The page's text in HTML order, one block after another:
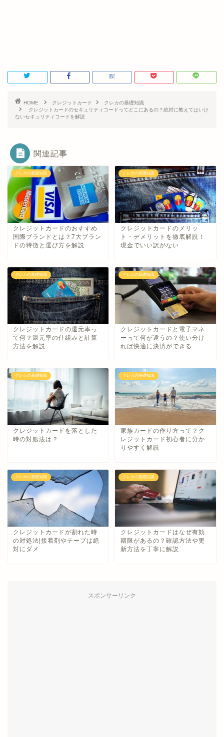
HOME クレジットカード
クレカの基礎知識
クレジットカードのセキュリティコードってどこにあるの？絶対に教えてはいけ
ないセキュリティコードを解説
関連記事
クレカの基礎知識
クレジットカードのおすすめ
国際ブランドとは？7大ブラン
ドの特徴と選び方を解説
クレカの基礎知識
クレジットカードのメリッ
ト・デメリットを徹底解説！
現金でいい訳がない
クレカの基礎知識
クレジットカードの還元率っ
て何？還元率の仕組みと計算
方法を解説
クレカの基礎知識
クレジットカードと電子マネ
ーって何が違うの？使い分け
れば快適に決済ができる
クレカの基礎知識
クレジットカードを落とした
時の対処法は？
クレカの基礎知識
家族カードの作り方って？ク
レジットカード初心者に分か
りやすく解説
クレカの基礎知識
クレジットカードが割れた時
の対処法|接着剤やテープは絶
対にダメ
クレカの基礎知識
クレジットカードはなぜ有効
期限があるの？確認方法や更
新方法を丁寧に解説
スポンサーリンク